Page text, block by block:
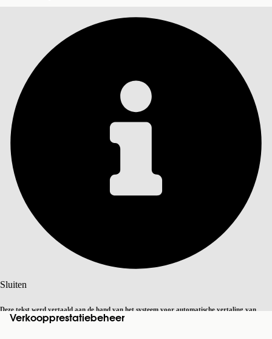
Sluiten
Deze tekst werd vertaald aan de hand van het systeem voor automatische vertaling van
Salesforce. U vindt hiermeer details. Overschakelen op Engels
Verkoopprestatiebeheer
INHOUDSOPGAVE
Zoeken